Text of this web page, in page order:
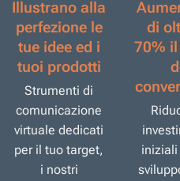
Illustrano alla
perfezione le
tue idee ed i
tuoi prodotti
Strumenti di
comunicazione
virtuale dedicati
per il tuo target,
i nostri
di
70%
iniziali